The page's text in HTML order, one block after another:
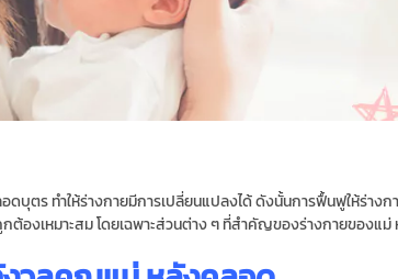
ดบุตร ทําให้ร่างกายมีการเปลี่ยนแปลงได้ ดังนั้นการฟื้นฟูให้ร่า
ต้องเหมาะสม โดยเฉพาะส่วนต่าง ๆ ที่สําคัญของร่างกายของแ